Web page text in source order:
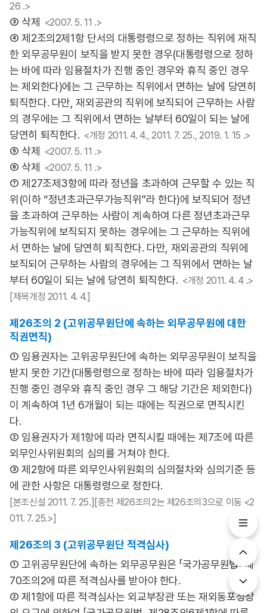
26 .>
③ 삭제 <2007. 5. 11 .>
④ 제2조의2제1항 단서의 대통령령으로 정하는 직위에 재직
한 외무공무원이 보직을 받지 못한 경우(대통령령으로 정하
는 바에 따라 임용절차가 진행 중인 경우와 휴직 중인 경우
는 제외한다)에는 그 근무하는 직위에서 면하는 날에 당연히
퇴직한다. 다만, 재외공관의 직위에 보직되어 근무하는 사람
의 경우에는 그 직위에서 면하는 날부터 60일이 되는 날에
당연히 퇴직한다. <개정 2011. 4. 4., 2011. 7. 25., 2019. 1. 15 .>
⑤ 삭제 <2007. 5. 11 .>
⑥ 삭제 <2007. 5. 11 .>
⑦ 제27조제3항에 따라 정년을 초과하여 근무할 수 있는 직
위(이하 “정년초과근무가능직위”라 한다)에 보직되어 정년
을 초과하여 근무하는 사람이 계속하여 다른 정년초과근무
가능직위에 보직되지 못하는 경우에는 그 근무하는 직위에
서 면하는 날에 당연히 퇴직한다. 다만, 재외공관의 직위에
보직되어 근무하는 사람의 경우에는 그 직위에서 면하는 날
부터 60일이 되는 날에 당연히 퇴직한다. <개정 2011. 4. 4 .>
[제목개정 2011. 4. 4.]
제26조의 2 (고위공무원단에 속하는 외무공무원에 대한
직권면직)
① 임용권자는 고위공무원단에 속하는 외무공무원이 보직을
받지 못한 기간(대통령령으로 정하는 바에 따라 임용절차가
진행 중인 경우와 휴직 중인 경우 그 해당 기간은 제외한다)
이 계속하여 1년 6개월이 되는 때에는 직권으로 면직시킨
다.
② 임용권자가 제1항에 따라 면직시킬 때에는 제7조에 따른
외무인사위원회의 심의를 거쳐야 한다.
③ 제2항에 따른 외무인사위원회의 심의절차와 심의기준 등
에 관한 사항은 대통령령으로 정한다.
[본조신설 2011. 7. 25.][종전 제26조의2는 제26조의3으로 이동 <2
011. 7. 25.>]
제26조의 3 (고위공무원단 적격심사)
① 고위공무원단에 속하는 외무공무원은 「국가공무원법」 제
70조의2에 따른 적격심사를 받아야 한다.
② 제1항에 따른 적격심사는 외교부장관 또는 재외동포청장